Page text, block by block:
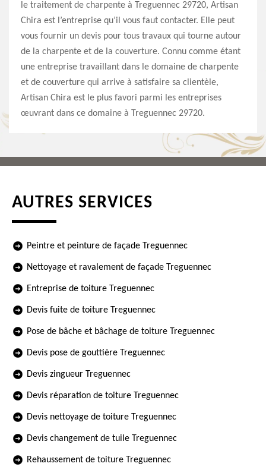
le traitement de charpente à Treguennec 29720, Artisan
Chira est l’entreprise qu’il vous faut contacter. Elle peut
vous fournir un devis pour tous travaux qui tourne autour
de la charpente et de la couverture. Connu comme étant
une entreprise travaillant dans le domaine de charpente
et de couverture qui arrive à satisfaire sa clientèle,
Artisan Chira est le plus favori parmi les entreprises
œuvrant dans ce domaine à Treguennec 29720.
AUTRES SERVICES
Peintre et peinture de façade Treguennec
Nettoyage et ravalement de façade Treguennec
Entreprise de toiture Treguennec
Devis fuite de toiture Treguennec
Pose de bâche et bâchage de toiture Treguennec
Devis pose de gouttière Treguennec
Devis zingueur Treguennec
Devis réparation de toiture Treguennec
Devis nettoyage de toiture Treguennec
Devis changement de tuile Treguennec
Rehaussement de toiture Treguennec